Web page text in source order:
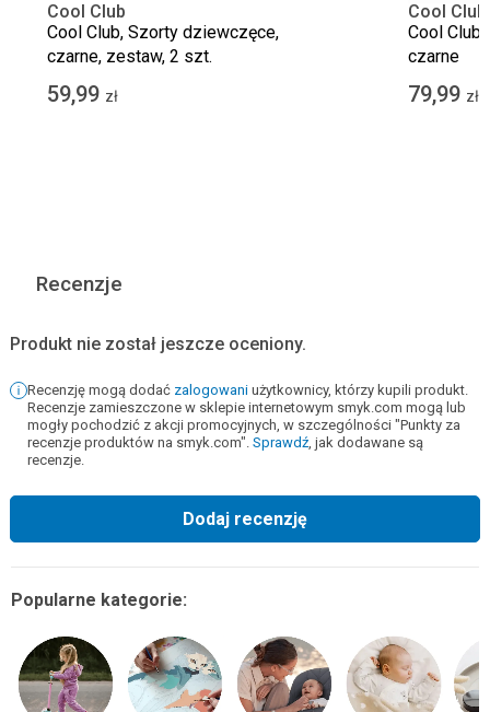
Cool Club
Cool Club, Szorty dziewczęce,
czarne, zestaw, 2 szt.
59,99 zł
Cool Club
Cool
czarne
79,99 zł
Recenzje
Produkt nie został jeszcze oceniony.
Recenzję mogą dodać zalogowani użytkownicy, którzy kupili produkt.
Recenzje zamieszczone w sklepie internetowym smyk.com mogą lub
mogły pochodzić z akcji promocyjnych, w szczególności "Punkty za
recenzje produktów na smyk.com". Sprawdź, jak dodawane są
recenzje.
Dodaj recenzję
Popularne kategorie: